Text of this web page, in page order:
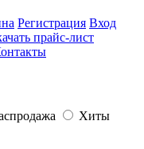
Регистрация Вход
прайс-лист
Хиты